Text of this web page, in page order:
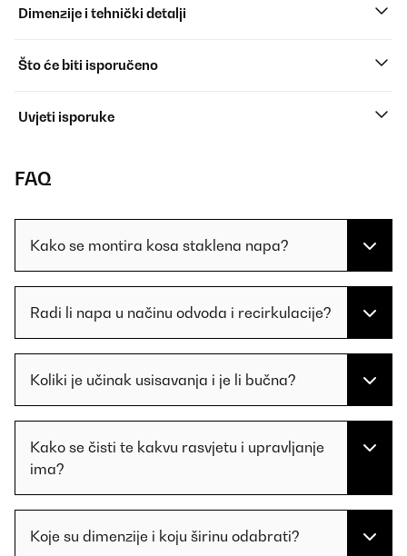
Dimenzije i tehnički detalji
Što će biti isporučeno
Uvjeti isporuke
FAQ
Kako se montira kosa staklena napa?
Radi li napa u načinu odvoda i recirkulacije?
Koliki je učinak usisavanja i je li bučna?
Kako se čisti te kakvu rasvjetu i upravljanje
ima?
Koje su dimenzije i koju širinu odabrati?